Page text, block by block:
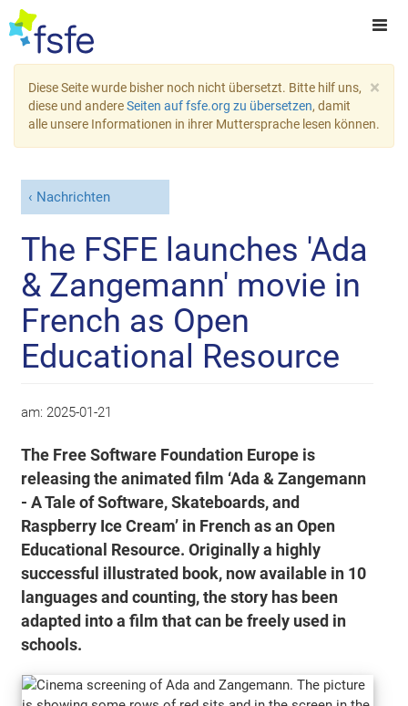
×
Diese Seite wurde bisher noch nicht übersetzt. Bitte hilf uns,
diese und andereSeiten auf fsfe.org zu übersetzen, damit
alle unsere Informationen in ihrer Muttersprache lesen können.
Nachrichten
The FSFE launches 'Ada
& Zangemann' movie in
French as Open
Educational Resource
am: 2025-01-21
The Free Software Foundation Europe is
releasing the animated film ‘Ada & Zangemann
- A Tale of Software, Skateboards, and
Raspberry Ice Cream’ in French as an Open
Educational Resource. Originally a highly
successful illustrated book, now available in 10
languages and counting, the story has been
adapted into a film that can be freely used in
schools.